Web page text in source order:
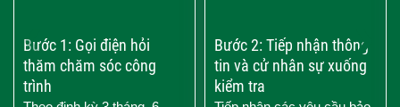
Bước 1: Gọi điện hỏi
thăm chăm sóc công
trình
Bước 2: Tiếp nhận thông
tin và cử nhân sự xuống
kiểm tra
›
‹